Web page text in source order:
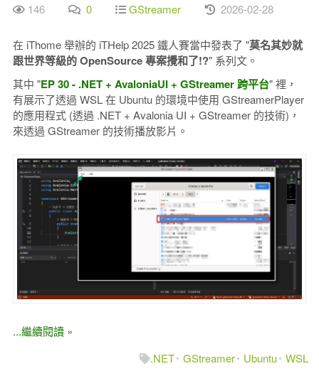
146 0 GStreamer 2026-02-28
在 iThome 舉辦的 iTHelp 2025 鐵人賽當中發表了 "莫名其妙就
跟世界等級的 OpenSource 專案攪和了!?" 系列文。
其中 "EP 30 - .NET + AvaloniaUI + GStreamer 跨平台" 裡，
有展示了透過 WSL 在 Ubuntu 的環境中使用 GStreamerPlayer
的應用程式 (透過 .NET + Avalonia UI + GStreamer 的技術)，
來透過 GStreamer 的技術播放影片。
...繼續閱讀 »
.NET GStreamer Ubuntu WSL